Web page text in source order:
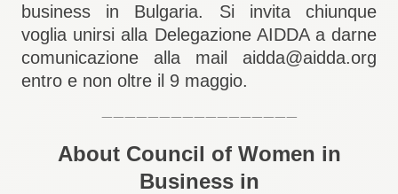
business in Bulgaria. Si invita chiunque
voglia unirsi alla Delegazione AIDDA a darne
comunicazione alla mail aidda@aidda.org
entro e non oltre il 9 maggio.
—————————————————
About Council of Women in
Business in